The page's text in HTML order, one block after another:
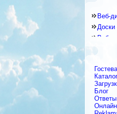
Веб-
Доски
Веб-
Блоги
услуги
Блог